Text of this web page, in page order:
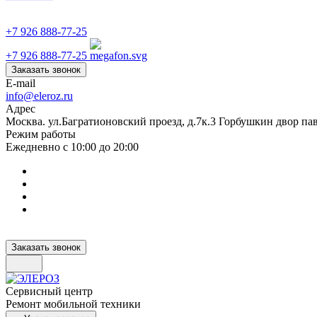
+7 926 888-77-25
+7 926 888-77-25
Заказать звонок
E-mail
info@eleroz.ru
Адрес
Москва. ул.Багратионовский проезд, д.7к.3 Горбушкин двор
Режим работы
Ежедневно с 10:00 до 20:00
Заказать звонок
Сервисный центр
Ремонт мобильной техники